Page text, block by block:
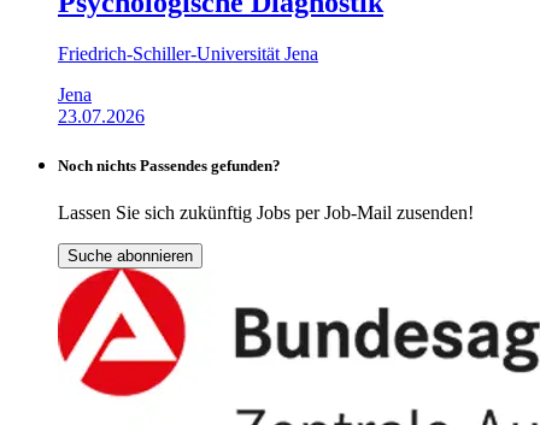
Friedrich-Schiller-Universität Jena
Jena
23.07.2026
Noch nichts Passendes gefunden?
Lassen Sie sich zukünftig Jobs per Job-Mail zusenden!
Suche abonnieren